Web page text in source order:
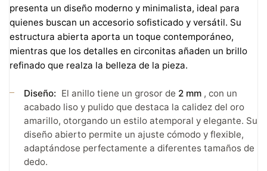
presenta un diseño moderno y minimalista, ideal para
quienes buscan un accesorio sofisticado y versátil. Su
estructura abierta aporta un toque contemporáneo,
mientras que los detalles en circonitas añaden un brillo
refinado que realza la belleza de la pieza.
Diseño: El anillo tiene un grosor de 2 mm , con un
acabado liso y pulido que destaca la calidez del oro
amarillo, otorgando un estilo atemporal y elegante. Su
diseño abierto permite un ajuste cómodo y flexible,
adaptándose perfectamente a diferentes tamaños de
dedo.